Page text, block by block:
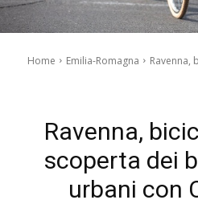
Home Emilia-Romagna
Ravenna,
Ravenna,
scoperta dei
urbani con